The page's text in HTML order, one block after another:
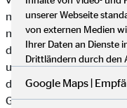
nach unten direkt hinter
nach oben und kleine
den Sitzen oder in den
unterbringen. Ist das
die Rücksitze, sollte
Getränke, Snacks und
unserer Webseite
von externen Medien
Ihrer Daten an Dienste
Drittländern durch den
Google Maps |